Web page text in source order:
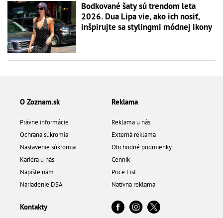
Bodkované šaty sú trendom leta
2026. Dua Lipa vie, ako ich nosiť,
inšpirujte sa stylingmi módnej ikony
O Zoznam.sk
Právne informácie
Ochrana súkromia
Nastavenie súkromia
Kariéra u nás
Napíšte nám
Nariadenie DSA
Reklama
Reklama u nás
Externá reklama
Obchodné podmienky
Cenník
Price List
Natívna reklama
Kontakty